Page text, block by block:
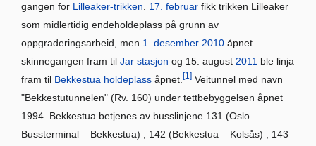
gangen for Lilleaker-trikken. 17. februar fikk trikken Lilleaker
som midlertidig endeholdeplass på grunn av
oppgraderingsarbeid, men 1. desember 2010 åpnet
skinnegangen fram til Jar stasjon og 15. august 2011 ble linja
fram til Bekkestua holdeplass åpnet.[1] Veitunnel med navn
"Bekkestutunnelen" (Rv. 160) under tettbebyggelsen åpnet
1994. Bekkestua betjenes av busslinjene 131 (Oslo
Bussterminal – Bekkestua) , 142 (Bekkestua – Kolsås) , 143